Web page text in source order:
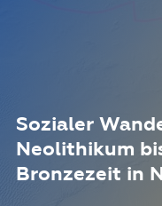
Sozialer
Neolithikum
Bronzezeit in